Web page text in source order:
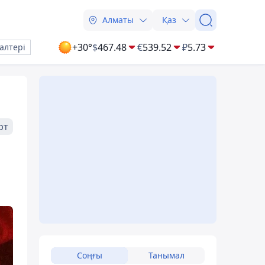
Алматы Қаз
+30°$467.48 €539.52 ₽5.73
Соңғы Танымал